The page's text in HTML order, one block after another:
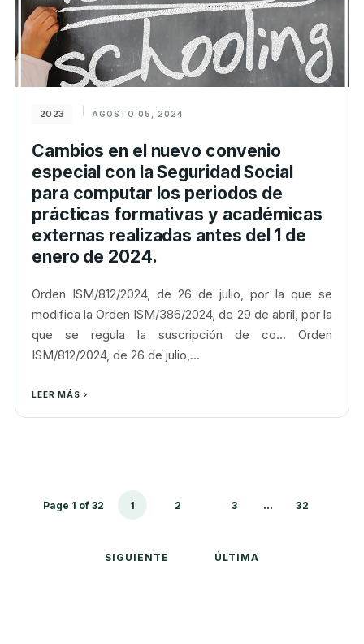
2023 AGOSTO 05, 2024
Cambios en el nuevo convenio
especial con la Seguridad Social
para computar los periodos de
prácticas formativas y académicas
externas realizadas antes del 1 de
enero de 2024.
Orden ISM/812/2024, de 26 de julio, por la que se
modifica la Orden ISM/386/2024, de 29 de abril, por la
que se regula la suscripción de co... Orden
ISM/812/2024, de 26 de julio,...
LEER MÁS
Page 1 of 32 1 2 3 ... 32
SIGUIENTE ÚLTIMA